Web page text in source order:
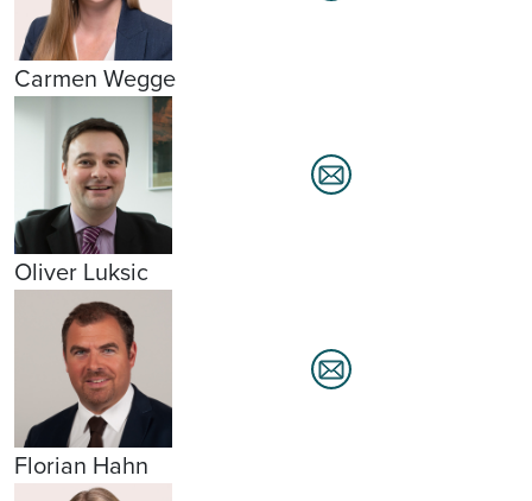
Carmen Wegge
Oliver Luksic
Florian Hahn